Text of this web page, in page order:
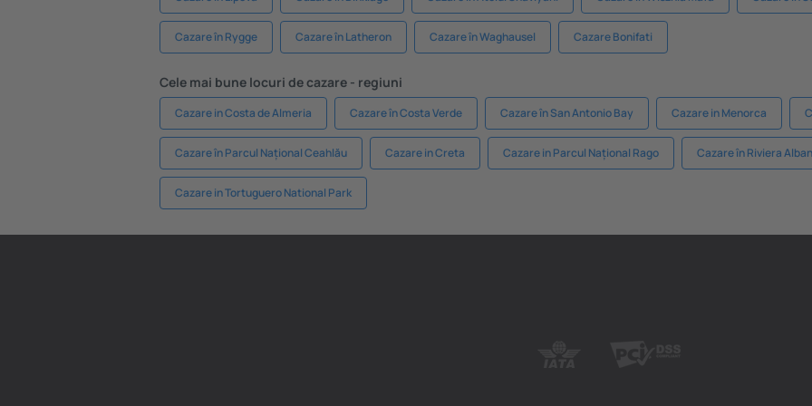
Cazare în Rygge Cazare în Latheron Cazare în Waghausel Cazare Bonifati
Cele mai bune locuri de cazare - regiuni
Cazare in Costa de Almeria Cazare în Costa Verde Cazare în San Antonio Bay Cazare in Menorca
Cazare în Parcul Național Ceahlău Cazare in Creta Cazare in Parcul Național Rago Cazare în Riviera
Cazare in Tortuguero National Park